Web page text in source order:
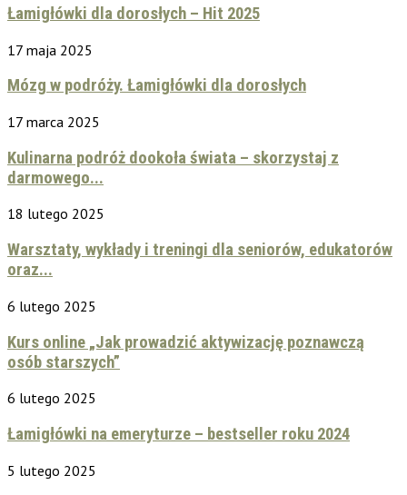
Łamigłówki dla dorosłych – Hit 2025
17 maja 2025
Mózg w podróży. Łamigłówki dla dorosłych
17 marca 2025
Kulinarna podróż dookoła świata – skorzystaj z
darmowego...
18 lutego 2025
Warsztaty, wykłady i treningi dla seniorów, edukatorów
oraz...
6 lutego 2025
Kurs online „Jak prowadzić aktywizację poznawczą
osób starszych”
6 lutego 2025
Łamigłówki na emeryturze – bestseller roku 2024
5 lutego 2025